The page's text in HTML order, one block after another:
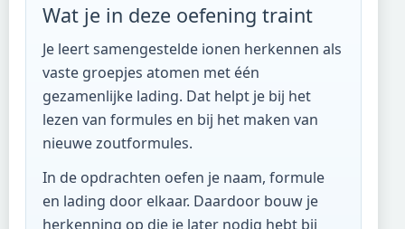
Wat je in deze oefening traint
Je leert samengestelde ionen herkennen als
vaste groepjes atomen met één
gezamenlijke lading. Dat helpt je bij het
lezen van formules en bij het maken van
nieuwe zoutformules.
In de opdrachten oefen je naam, formule
en lading door elkaar. Daardoor bouw je
herkenning op die je later nodig hebt bij